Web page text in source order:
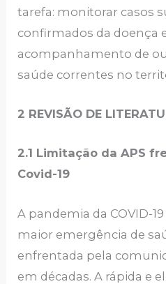
tarefa: monitorar casos
confirmados da doença
acompanhamento de
saúde correntes no
2 REVISÃO DE
2.1 Limitação da APS
Covid-19
A pandemia da COVID-
maior emergência de
enfrentada pela
em décadas. A rápida e